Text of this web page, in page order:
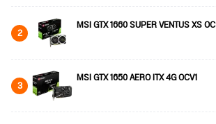
2 MSI GTX 1660 SUPER VENTUS XS OC
3 MSI GTX 1650 AERO ITX 4G OCV1